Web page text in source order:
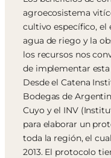
agroecosistema
cultivo específico, el
agua de riego y la
los recursos nos
de implementar
Desde el Catena
Bodegas de
Cuyo y el INV
para elaborar un
toda la región, el
2013. El protocolo